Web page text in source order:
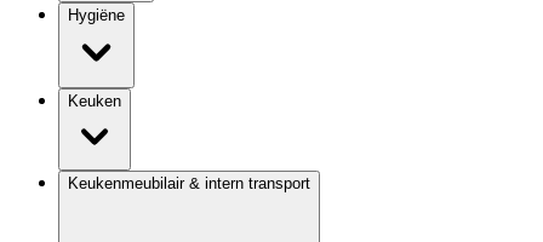
Hygiëne
Keuken
Keukenmeubilair & intern transport